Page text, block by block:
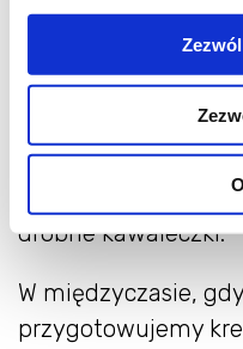
Najmniejszą
cienko na pół
poprzednie.
drobno albo
ciasta starłam a
drobne kawałeczki.
W międzyczasie,
przygotowujemy